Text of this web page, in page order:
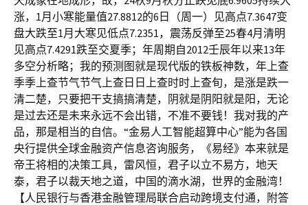
涨，1月小寒能量值27.8812的6日（周一）见高点7.3647变
盘大跌至1月大寒见低点7.2351，震荡反弹至25春4月清明
见高点7.4291跌至交夏季；年周期自2012壬辰年以来13年
多空分析略；我的预测图就是现代版的铁板神数，年上查
季季上查节气节气上查日日上查时时上查旬，是涨是跌一
清二楚，只要把干支搞搞清楚，阴就是阴阳就是阳，无论
是过去还是未来永远不会出错，不准不要钱！我对我的产
品，那是相当的自信。“金易人工智能超算中心”能为各国
央行提供全球金融资产信息咨询服务，《易经》本来就是
帝王将相的决策工具，雷风恒，君子以立不易方，地天
泰，君子以裁天地之道，中国的滴水湖，世界的金融湾！
【人民银行与香港金融管理局联合启动跨境支付通，附答